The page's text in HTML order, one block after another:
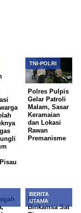
TNI-POLRI
Polres Pulpis
Gelar Patroli
Malam, Sasar
Keramaian
dan Lokasi
Rawan
Premanisme
BERITA
UTAMA
Kanit
Binkamsa Sat